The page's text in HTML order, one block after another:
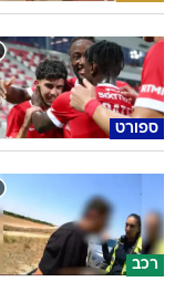
ספורט
רכב